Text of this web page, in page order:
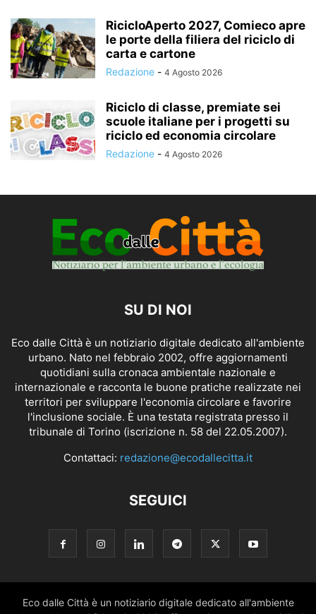
RicicloAperto 2027, Comieco apre
le porte della filiera del riciclo di
carta e cartone
Redazione - 4 Agosto 2026
Riciclo di classe, premiate sei
scuole italiane per i progetti su
riciclo ed economia circolare
Redazione - 4 Agosto 2026
SU DI NOI
Eco dalle Città è un notiziario digitale dedicato all'ambiente
urbano. Nato nel febbraio 2002, offre aggiornamenti
quotidiani sulla cronaca ambientale nazionale e
internazionale e racconta le buone pratiche realizzate nei
territori per sviluppare l'economia circolare e favorire
l'inclusione sociale. È una testata registrata presso il
tribunale di Torino (iscrizione n. 58 del 22.05.2007).
Contattaci: redazione@ecodallecitta.it
SEGUICI
Eco dalle Città è un notiziario digitale dedicato all'ambiente